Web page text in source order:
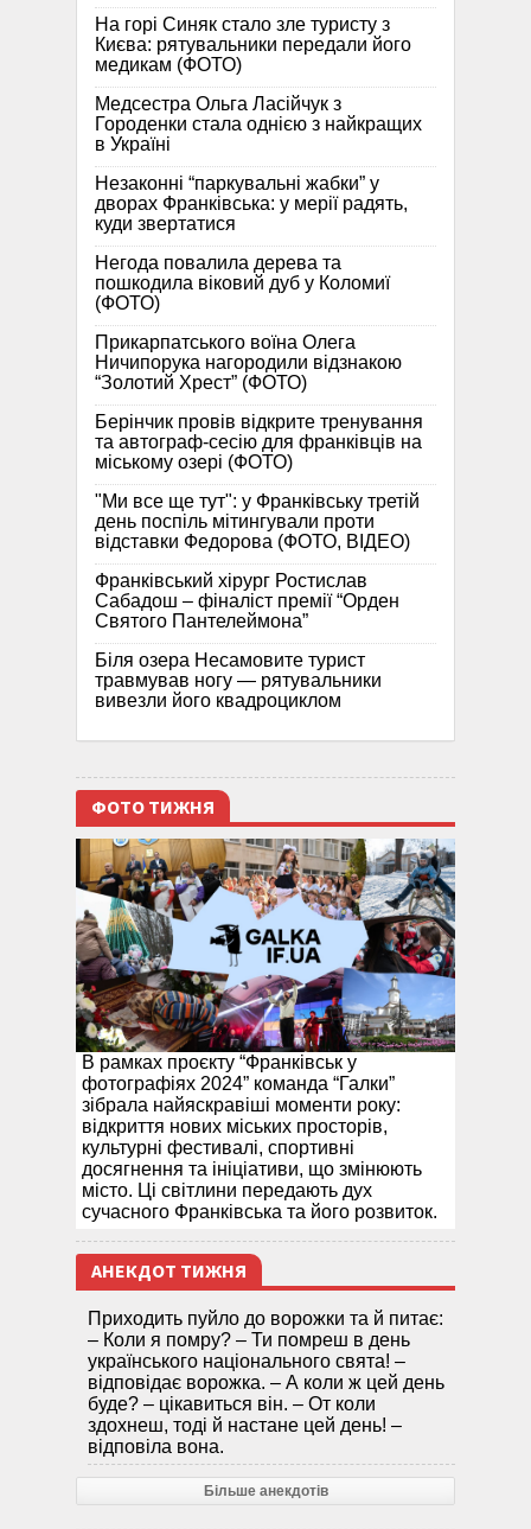
На горі Синяк стало зле туристу з
Києва: рятувальники передали його
медикам (ФОТО)
Медсестра Ольга Ласійчук з
Городенки стала однією з найкращих
в Україні
Незаконні “паркувальні жабки” у
дворах Франківська: у мерії радять,
куди звертатися
Негода повалила дерева та
пошкодила віковий дуб у Коломиї
(ФОТО)
Прикарпатського воїна Олега
Ничипорука нагородили відзнакою
“Золотий Хрест” (ФОТО)
Берінчик провів відкрите тренування
та автограф-сесію для франківців на
міському озері (ФОТО)
"Ми все ще тут": у Франківську третій
день поспіль мітингували проти
відставки Федорова (ФОТО, ВІДЕО)
Франківський хірург Ростислав
Сабадош – фіналіст премії “Орден
Святого Пантелеймона”
Біля озера Несамовите турист
травмував ногу — рятувальники
вивезли його квадроциклом
ФОТО ТИЖНЯ
В рамках проєкту “Франківськ у
фотографіях 2024” команда “Галки”
зібрала найяскравіші моменти року:
відкриття нових міських просторів,
культурні фестивалі, спортивні
досягнення та ініціативи, що змінюють
місто. Ці світлини передають дух
сучасного Франківська та його розвиток.
АНЕКДОТ ТИЖНЯ
Приходить пуйло до ворожки та й питає:
– Коли я помру? – Ти помреш в день
українського національного свята! –
відповідає ворожка. – А коли ж цей день
буде? – цікавиться він. – От коли
здохнеш, тоді й настане цей день! –
відповіла вона.
Більше анекдотів